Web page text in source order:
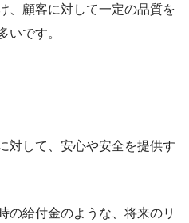
、顧客に対して一定の品質を
いです。
対して、安心や安全を提供す
の給付金のような、将来のリ